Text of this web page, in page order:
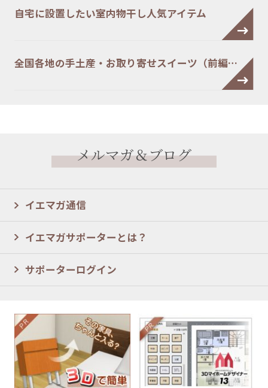
自宅に設置したい室内物干し人気アイテム
全国各地の手土産・お取り寄せスイーツ（前編…
メルマガ＆ブログ
イエマガ通信
イエマガサポーターとは？
サポーターログイン